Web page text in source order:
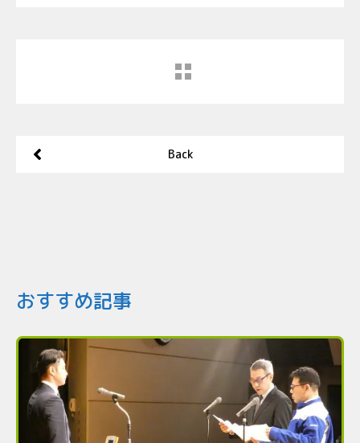
Back
おすすめ記事